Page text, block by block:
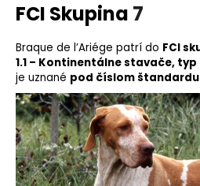
FCI Skupina 7
Braque de l’Ariége patrí do FCI
1.1 – Kontinentálne stavače, typ
je uznané pod číslom štandardu
O
d
p
o
r